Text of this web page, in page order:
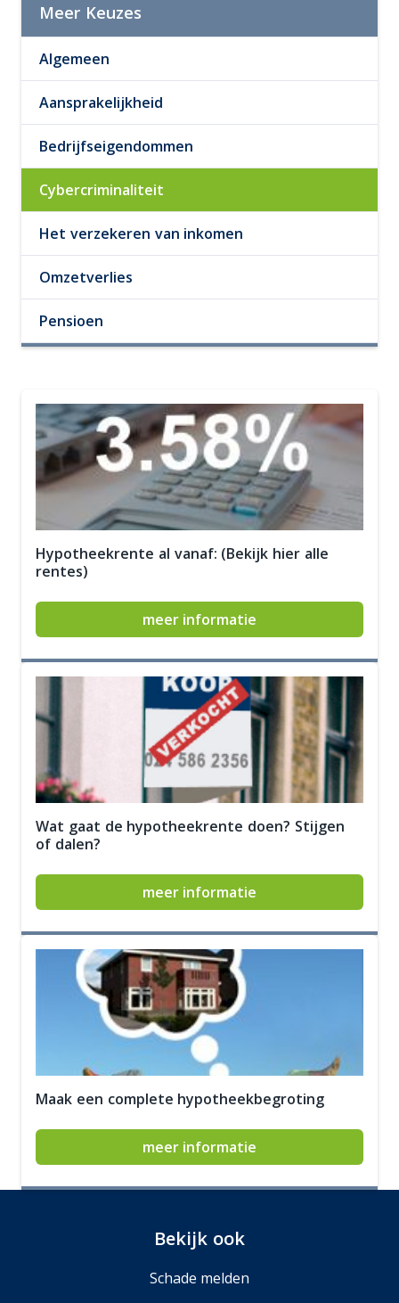
Meer Keuzes
Algemeen
Aansprakelijkheid
Bedrijfseigendommen
Cybercriminaliteit
Het verzekeren van inkomen
Omzetverlies
Pensioen
Hypotheekrente al vanaf: (Bekijk hier alle
rentes)
meer informatie
Wat gaat de hypotheekrente doen? Stijgen
of dalen?
meer informatie
Maak een complete hypotheekbegroting
meer informatie
Bekijk ook
Schade melden